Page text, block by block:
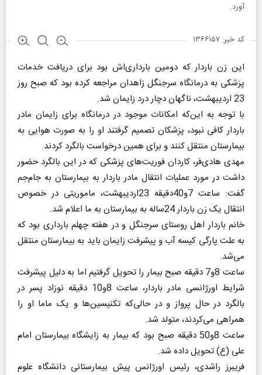
آورد.
کد خبر: ۱۳۶۶۱۵۷
این زن باردار که دومین بارداری‌اش بود برای دریافت خدمات
پزشکی به درمانگاه سرجنگل زاهدان مراجعه کرده بود که صبح روز
23 اردیبهشت، ناگهان دچار درد زایمان شد.
با توجه به این‌که امکانات موجود در درمانگاه برای زایمان مادر
باردار کافی نبود، پزشکان تصمیم گرفتند او را به صورت هوایی به
بیمارستان منتقل کنند و برای همین درخواست بالگرد کردند.
مهدی هادی‌فر، کاردان فوریت‌های پزشکی که در این بالگرد حضور
داشت در مورد عملیات انتقال مادر باردار به بیمارستان به جام‌جم
گفت: ساعت 7و40دقیقه 23اردیبهشت، ماموریتی در خصوص
انتقال یک زن باردار 24ساله به بیمارستان به ما اعلام شد.
خانم باردار اهل روستای سرجنگل و در هفته چهلم بارداری بود که
به علت پارگی کیسه آب و پیشرفت زایمان باید به بیمارستان منتقل
می‌شد.
ساعت 8و7 دقیقه صبح بیمار را تحویل گرفتیم اما به دلیل پیشرفت
شرایط اورژانسی مادر باردار، ساعت 8و10 دقیقه نوزاد پسر در
بالگرد در حال پرواز و در حالی‌که تکنیسین‌ها و یک ماما او را
همراهی می‌کردند، متولد شد.
ساعت 8و50 دقیقه صبح بود که بیمار به زایشگاه بیمارستان امام
علی (ع) تحویل داده شد.
فریبرز راشدی، رئیس اورژانس پیش بیمارستانی دانشگاه علوم